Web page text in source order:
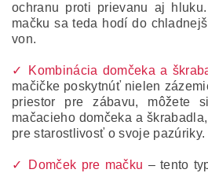
ochranu proti prievanu aj
mačku sa teda hodí do
von.
✓ Kombinácia domčeka a
mačičke poskytnúť nielen
priestor pre zábavu, môžete
mačacieho domčeka a
pre starostlivosť o svoje pazúriky.
✓ Domček pre mačku – tento